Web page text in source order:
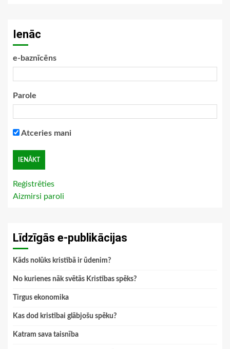
Ienāc
e-baznīcēns
Parole
Atceries mani
Reģistrēties
Aizmirsi paroli
Līdzīgās e-publikācijas
Kāds nolūks kristībā ir ūdenim?
No kurienes nāk svētās Kristības spēks?
Tirgus ekonomika
Kas dod kristībai glābjošu spēku?
Katram sava taisnība